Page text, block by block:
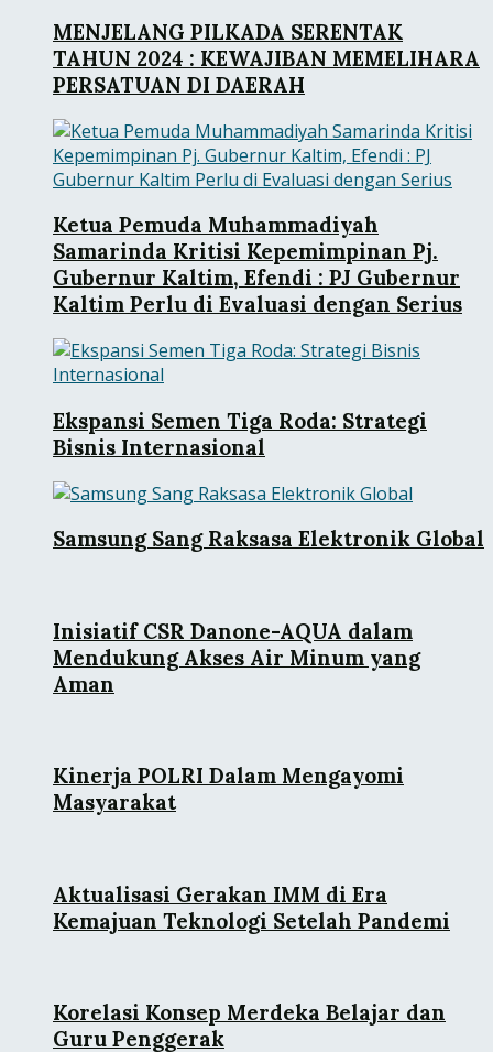
MENJELANG PILKADA SERENTAK
TAHUN 2024 : KEWAJIBAN MEMELIHARA
PERSATUAN DI DAERAH
Ketua Pemuda Muhammadiyah
Samarinda Kritisi Kepemimpinan Pj.
Gubernur Kaltim, Efendi : PJ Gubernur
Kaltim Perlu di Evaluasi dengan Serius
Ekspansi Semen Tiga Roda: Strategi
Bisnis Internasional
Samsung Sang Raksasa Elektronik Global
Inisiatif CSR Danone-AQUA dalam
Mendukung Akses Air Minum yang
Aman
Kinerja POLRI Dalam Mengayomi
Masyarakat
Aktualisasi Gerakan IMM di Era
Kemajuan Teknologi Setelah Pandemi
Korelasi Konsep Merdeka Belajar dan
Guru Penggerak